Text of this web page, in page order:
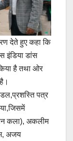
देते हुए कहा कि
इंडिया डांस
है तथा ओर
पत्र
कला), अकलीम
अजय